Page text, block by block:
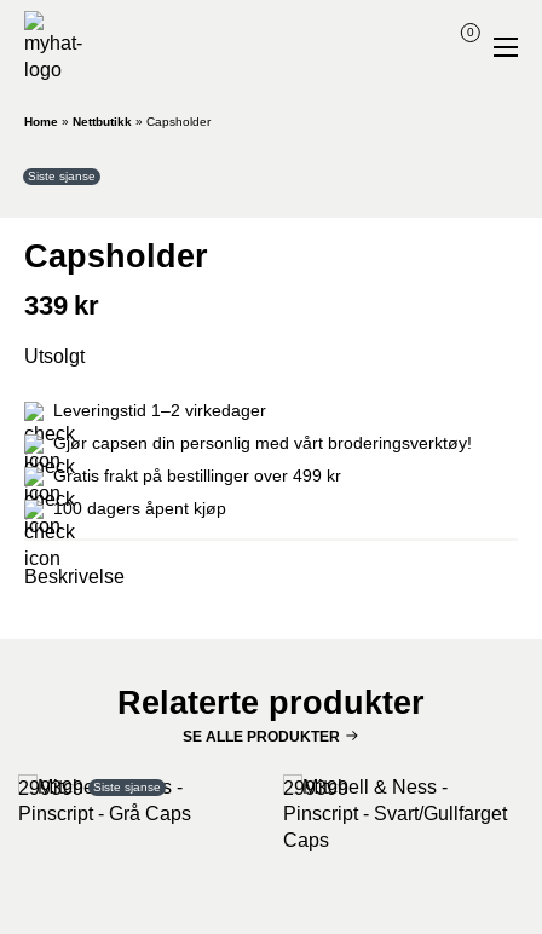
0
Home » Nettbutikk » Capsholder
Siste sjanse
Capsholder
339 kr
Utsolgt
Leveringstid 1–2 virkedager
Gjør capsen din personlig med vårt broderingsverktøy!
Gratis frakt på bestillinger over 499 kr
100 dagers åpent kjøp
Beskrivelse
Relaterte produkter
SE ALLE PRODUKTER
299399 Siste sjanse 299399